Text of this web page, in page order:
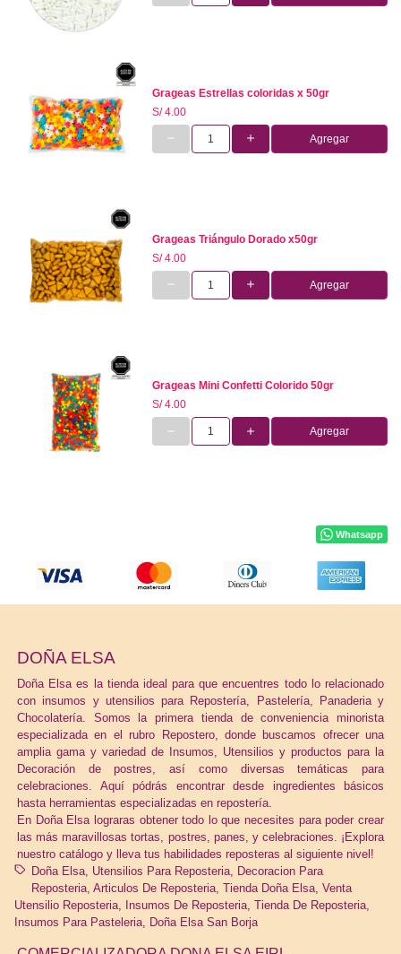
Grageas Estrellas coloridas x 50gr
S/ 4.00
Agregar
Grageas Triángulo Dorado x50gr
S/ 4.00
Agregar
Grageas Mini Confetti Colorido 50gr
S/ 4.00
Agregar
Whatsapp
DOÑA ELSA
Doña Elsa es la tienda ideal para que encuentres todo lo relacionado
con insumos y utensilios para Repostería, Pastelería, Panaderia y
Chocolatería. Somos la primera tienda de conveniencia minorista
especializada en el rubro Repostero, donde buscamos ofrecer una
amplia gama y variedad de Insumos, Utensilios y productos para la
Decoración de postres, así como diversas temáticas para
celebraciones. Aquí pódrás encontrar desde ingredientes básicos
hasta herramientas especializadas en repostería.
En Doña Elsa lograras obtener todo lo que necesites para poder crear
las más maravillosas tortas, postres, panes, y celebraciones. ¡Explora
nuestro catálogo y lleva tus habilidades reposteras al siguiente nivel!
Doña Elsa Utensilios Para Reposteria
Decoracion Para
Reposteria Articulos De Reposteria Tienda Doña Elsa Venta
Utensilio Reposteria
Insumos De Reposteria Tienda De Reposteria
Insumos Para Pasteleria
Doña Elsa San Borja